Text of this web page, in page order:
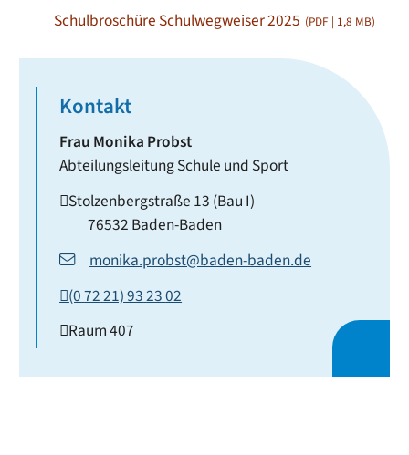
Schulbroschüre Schulwegweiser 2025 (PDF | 1,8 MB)
Kontakt
Frau Monika Probst
Abteilungsleitung Schule und Sport
Stolzenbergstraße 13 (Bau I)
76532 Baden-Baden
monika.probst@baden-baden.de
(07221) 932302
Raum407